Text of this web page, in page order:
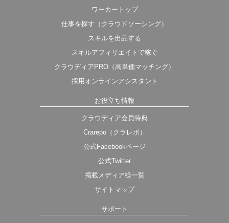
ワーカートップ
仕事を探す（クラウドソーシング）
スキルを出品する
スキルアフィリエイトで稼ぐ
クラウディアPRO（高単価マッチング）
採用オンラインアシスタント
お役立ち情報
クラウディア会員特典
Crarepo（クラレポ）
公式Facebookページ
公式Twitter
掲載メディア様一覧
サイトマップ
サポート